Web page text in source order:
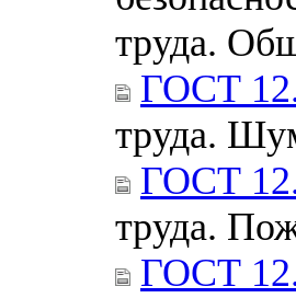
труда.
ГОСТ
труда.
ГОСТ
труда.
ГОСТ